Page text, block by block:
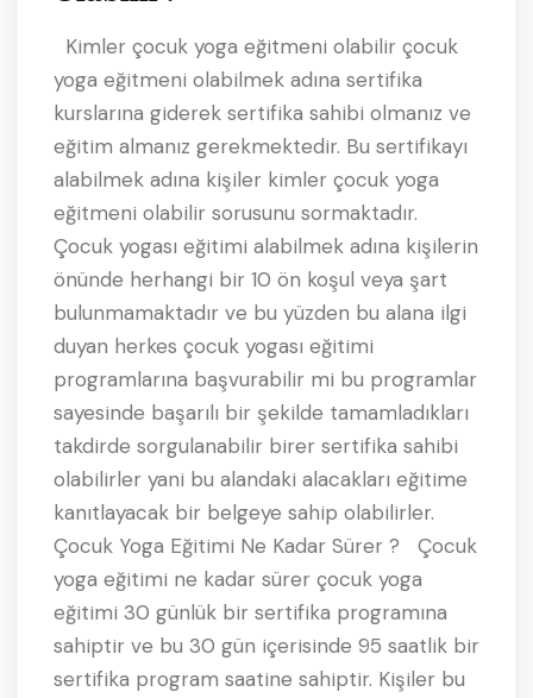
Kimler çocuk yoga eğitmeni olabilir çocuk
yoga eğitmeni olabilmek adına sertifika
kurslarına giderek sertifika sahibi olmanız ve
eğitim almanız gerekmektedir. Bu sertifikayı
alabilmek adına kişiler kimler çocuk yoga
eğitmeni olabilir sorusunu sormaktadır.
Çocuk yogası eğitimi alabilmek adına kişilerin
önünde herhangi bir 10 ön koşul veya şart
bulunmamaktadır ve bu yüzden bu alana ilgi
duyan herkes çocuk yogası eğitimi
programlarına başvurabilir mi bu programlar
sayesinde başarılı bir şekilde tamamladıkları
takdirde sorgulanabilir birer sertifika sahibi
olabilirler yani bu alandaki alacakları eğitime
kanıtlayacak bir belgeye sahip olabilirler.
Çocuk Yoga Eğitimi Ne Kadar Sürer ? Çocuk
yoga eğitimi ne kadar sürer çocuk yoga
eğitimi 30 günlük bir sertifika programına
sahiptir ve bu 30 gün içerisinde 95 saatlik bir
sertifika program saatine sahiptir. Kişiler bu